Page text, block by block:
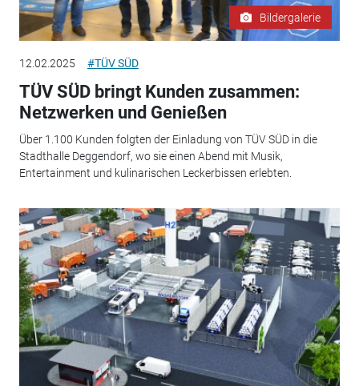
Bildergalerie
12.02.2025 #TÜV SÜD
TÜV SÜD bringt Kunden zusammen:
Netzwerken und Genießen
Über 1.100 Kunden folgten der Einladung von TÜV SÜD in die
Stadthalle Deggendorf, wo sie einen Abend mit Musik,
Entertainment und kulinarischen Leckerbissen erlebten.